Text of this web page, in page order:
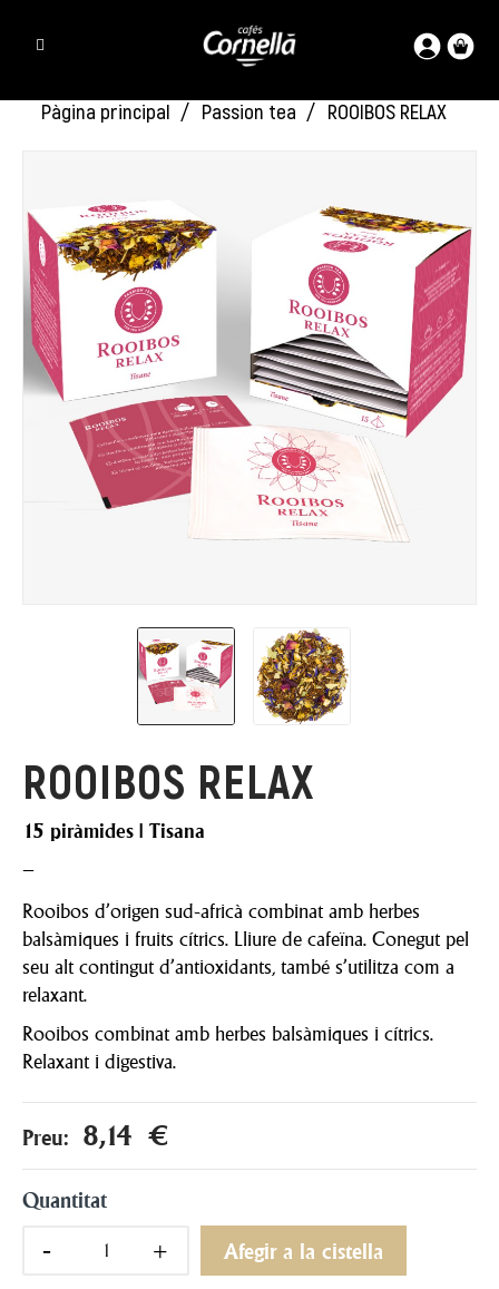
Pàgina principal Passion tea ROOIBOS RELAX
ROOIBOS RELAX
15 piràmides | Tisana
–
Rooibos d’origen sud-africà combinat amb herbes
balsàmiques i fruits cítrics. Lliure de cafeïna. Conegut pel
seu alt contingut d’antioxidants, també s’utilitza com a
relaxant.
Rooibos combinat amb herbes balsàmiques i cítrics.
Relaxant i digestiva.
Preu: 8,14 €
Quantitat
Afegir a la cistella